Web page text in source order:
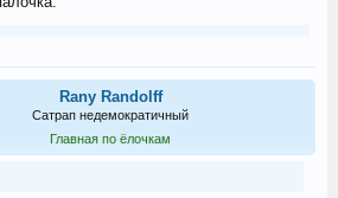
Rany Randolff
Сатрап недемократичный
Главная по ёлочкам